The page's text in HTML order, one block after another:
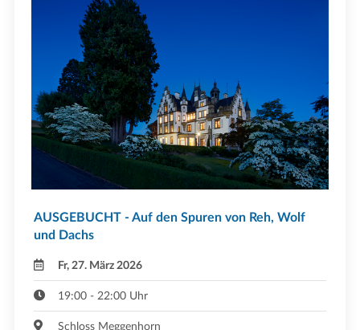
AUSGEBUCHT - Auf den Spuren von Reh, Wolf
und Dachs
Fr, 27. März 2026
19:00 - 22:00 Uhr
Schloss Meggenhorn